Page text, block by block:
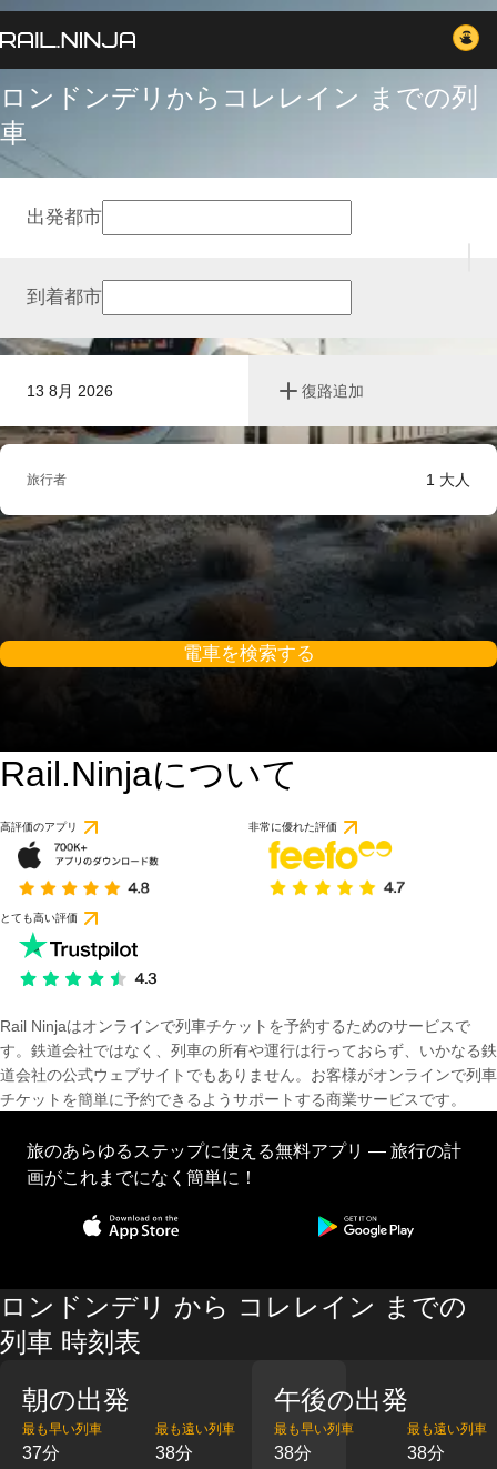
ロンドンデリからコレレイン までの列
車
13 8月 2026 復路追加
出発都市
到着都市
旅行者 1 大人
電車を検索する
Rail.Ninjaについて
高評価のアプリ 非常に優れた評価
とても高い評価
Rail Ninjaはオンラインで列車チケットを予約するためのサービスで
す。鉄道会社ではなく、列車の所有や運行は行っておらず、いかなる鉄
道会社の公式ウェブサイトでもありません。お客様がオンラインで列車
チケットを簡単に予約できるようサポートする商業サービスです。
旅のあらゆるステップに使える無料アプリ — 旅行の計
画がこれまでになく簡単に！
ロンドンデリ から コレレイン までの
列車 時刻表
朝の出発
最も早い列車
37分
最も遠い列車
38分
午後の出発
最も早い列車
38分
最も遠い列車
38分